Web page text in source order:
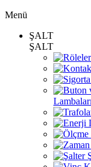
Menü
ŞALT
ŞALT
Lambaları